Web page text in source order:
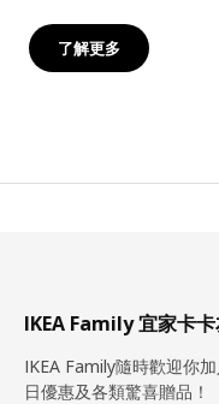
了解更多
IKEA Family 宜家卡
IKEA Family隨時歡迎你
日優惠及各類驚喜贈品！